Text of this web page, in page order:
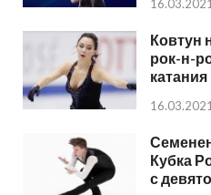
16.03.2021
Ковтун
рок-н-
катания
16.03.2021
Кубка
с